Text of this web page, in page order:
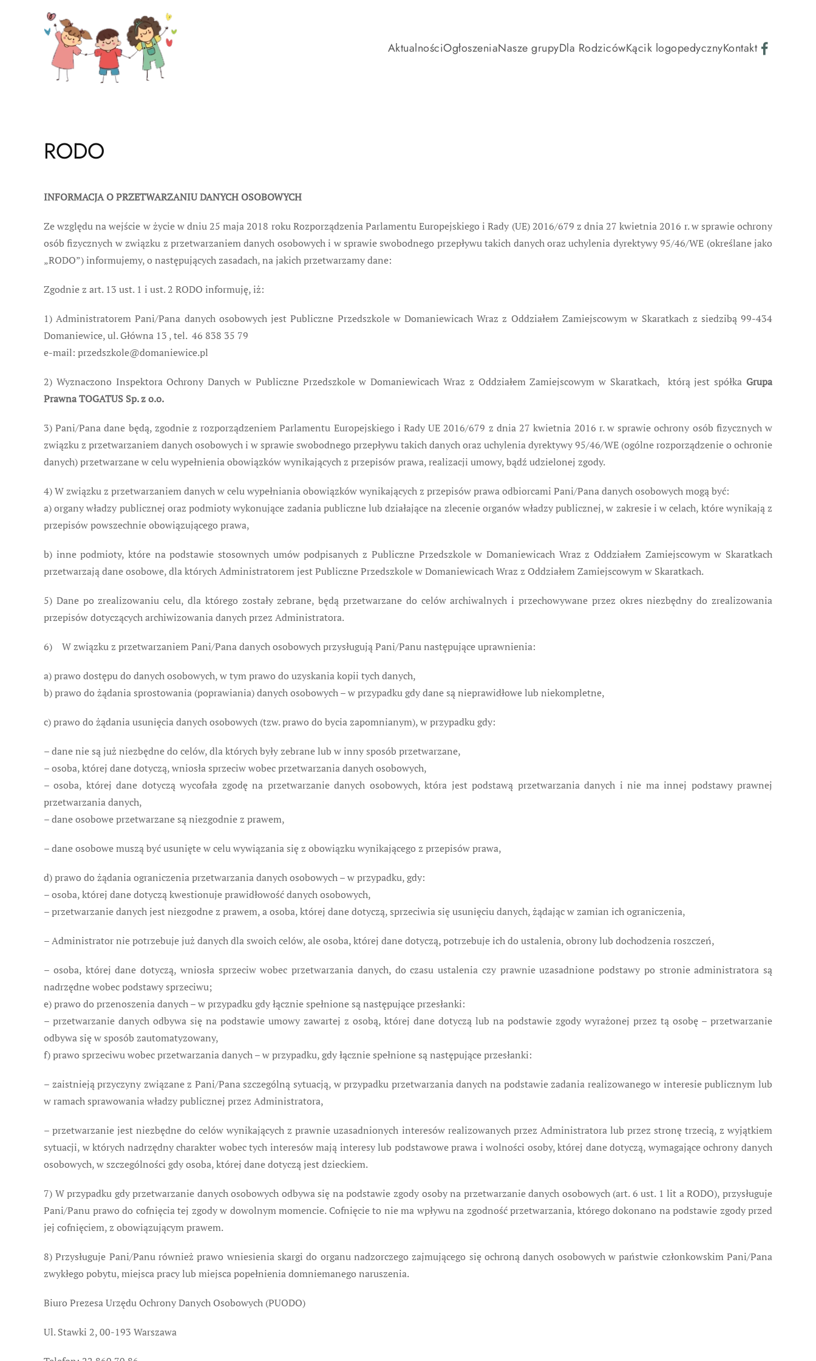
Skip to main content
AktualnościOgłoszeniaNasze grupyDla RodzicówKącik logopedycznyKontakt
RODO
INFORMACJA O PRZETWARZANIU DANYCH OSOBOWYCH
Ze względu na wejście w życie w dniu 25 maja 2018 roku Rozporządzenia Parlamentu Europejskiego i Rady (UE) 2016/679 z dnia 27 kwietnia 2016 r. w sprawie ochrony
osób fizycznych w związku z przetwarzaniem danych osobowych i w sprawie swobodnego przepływu takich danych oraz uchylenia dyrektywy 95/46/WE (określane jako
„RODO”) informujemy, o następujących zasadach, na jakich przetwarzamy dane:
Zgodnie z art. 13 ust. 1 i ust. 2 RODO informuję, iż:
1) Administratorem Pani/Pana danych osobowych jest Publiczne Przedszkole w Domaniewicach Wraz z Oddziałem Zamiejscowym w Skaratkach z siedzibą 99-434
Domaniewice, ul. Główna 13 , tel. 46 838 35 79
e-mail: przedszkole@domaniewice.pl
2) Wyznaczono Inspektora Ochrony Danych w Publiczne Przedszkole w Domaniewicach Wraz z Oddziałem Zamiejscowym w Skaratkach, którą jest spółka Grupa
Prawna TOGATUS Sp. z o.o.
3) Pani/Pana dane będą, zgodnie z rozporządzeniem Parlamentu Europejskiego i Rady UE 2016/679 z dnia 27 kwietnia 2016 r. w sprawie ochrony osób fizycznych w
związku z przetwarzaniem danych osobowych i w sprawie swobodnego przepływu takich danych oraz uchylenia dyrektywy 95/46/WE (ogólne rozporządzenie o ochronie
danych) przetwarzane w celu wypełnienia obowiązków wynikających z przepisów prawa, realizacji umowy, bądź udzielonej zgody.
4) W związku z przetwarzaniem danych w celu wypełniania obowiązków wynikających z przepisów prawa odbiorcami Pani/Pana danych osobowych mogą być:
a) organy władzy publicznej oraz podmioty wykonujące zadania publiczne lub działające na zlecenie organów władzy publicznej, w zakresie i w celach, które wynikają z
przepisów powszechnie obowiązującego prawa,
b) inne podmioty, które na podstawie stosownych umów podpisanych z Publiczne Przedszkole w Domaniewicach Wraz z Oddziałem Zamiejscowym w Skaratkach
przetwarzają dane osobowe, dla których Administratorem jest Publiczne Przedszkole w Domaniewicach Wraz z Oddziałem Zamiejscowym w Skaratkach.
5) Dane po zrealizowaniu celu, dla którego zostały zebrane, będą przetwarzane do celów archiwalnych i przechowywane przez okres niezbędny do zrealizowania
przepisów dotyczących archiwizowania danych przez Administratora.
6) W związku z przetwarzaniem Pani/Pana danych osobowych przysługują Pani/Panu następujące uprawnienia:
a) prawo dostępu do danych osobowych, w tym prawo do uzyskania kopii tych danych,
b) prawo do żądania sprostowania (poprawiania) danych osobowych – w przypadku gdy dane są nieprawidłowe lub niekompletne,
c) prawo do żądania usunięcia danych osobowych (tzw. prawo do bycia zapomnianym), w przypadku gdy:
– dane nie są już niezbędne do celów, dla których były zebrane lub w inny sposób przetwarzane,
– osoba, której dane dotyczą, wniosła sprzeciw wobec przetwarzania danych osobowych,
– osoba, której dane dotyczą wycofała zgodę na przetwarzanie danych osobowych, która jest podstawą przetwarzania danych i nie ma innej podstawy prawnej
przetwarzania danych,
– dane osobowe przetwarzane są niezgodnie z prawem,
– dane osobowe muszą być usunięte w celu wywiązania się z obowiązku wynikającego z przepisów prawa,
d) prawo do żądania ograniczenia przetwarzania danych osobowych – w przypadku, gdy:
– osoba, której dane dotyczą kwestionuje prawidłowość danych osobowych,
– przetwarzanie danych jest niezgodne z prawem, a osoba, której dane dotyczą, sprzeciwia się usunięciu danych, żądając w zamian ich ograniczenia,
– Administrator nie potrzebuje już danych dla swoich celów, ale osoba, której dane dotyczą, potrzebuje ich do ustalenia, obrony lub dochodzenia roszczeń,
– osoba, której dane dotyczą, wniosła sprzeciw wobec przetwarzania danych, do czasu ustalenia czy prawnie uzasadnione podstawy po stronie administratora są
nadrzędne wobec podstawy sprzeciwu;
e) prawo do przenoszenia danych – w przypadku gdy łącznie spełnione są następujące przesłanki:
– przetwarzanie danych odbywa się na podstawie umowy zawartej z osobą, której dane dotyczą lub na podstawie zgody wyrażonej przez tą osobę – przetwarzanie
odbywa się w sposób zautomatyzowany,
f) prawo sprzeciwu wobec przetwarzania danych – w przypadku, gdy łącznie spełnione są następujące przesłanki:
– zaistnieją przyczyny związane z Pani/Pana szczególną sytuacją, w przypadku przetwarzania danych na podstawie zadania realizowanego w interesie publicznym lub
w ramach sprawowania władzy publicznej przez Administratora,
– przetwarzanie jest niezbędne do celów wynikających z prawnie uzasadnionych interesów realizowanych przez Administratora lub przez stronę trzecią, z wyjątkiem
sytuacji, w których nadrzędny charakter wobec tych interesów mają interesy lub podstawowe prawa i wolności osoby, której dane dotyczą, wymagające ochrony danych
osobowych, w szczególności gdy osoba, której dane dotyczą jest dzieckiem.
7) W przypadku gdy przetwarzanie danych osobowych odbywa się na podstawie zgody osoby na przetwarzanie danych osobowych (art. 6 ust. 1 lit a RODO), przysługuje
Pani/Panu prawo do cofnięcia tej zgody w dowolnym momencie. Cofnięcie to nie ma wpływu na zgodność przetwarzania, którego dokonano na podstawie zgody przed
jej cofnięciem, z obowiązującym prawem.
8) Przysługuje Pani/Panu również prawo wniesienia skargi do organu nadzorczego zajmującego się ochroną danych osobowych w państwie członkowskim Pani/Pana
zwykłego pobytu, miejsca pracy lub miejsca popełnienia domniemanego naruszenia.
Biuro Prezesa Urzędu Ochrony Danych Osobowych (PUODO)
Ul. Stawki 2, 00-193 Warszawa